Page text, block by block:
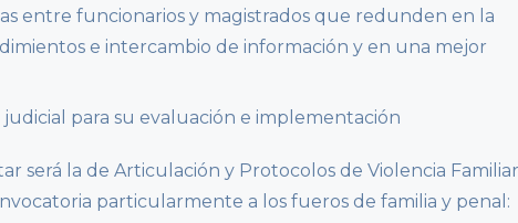
entre funcionarios y magistrados que redunden en la
e intercambio de información y en una mejor
para su evaluación e implementación
será la de Articulación y Protocolos de Violencia Familiar
particularmente a los fueros de familia y penal: